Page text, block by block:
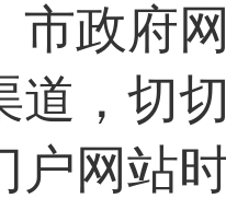
市政府
道，切
户网站